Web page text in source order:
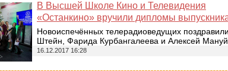
В Высшей Школе Кино и Телевидения
«Останкино» вручили дипломы
Новоиспечённых телерадиоведущих
Штейн, Фарида Курбангалеева и Алексей
16.12.2017 16:28